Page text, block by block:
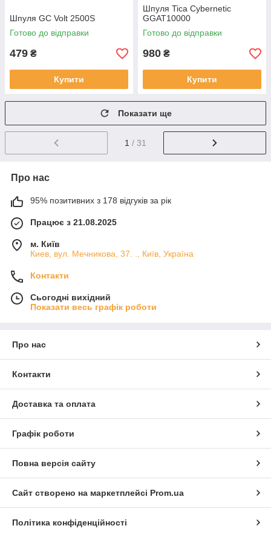
Шпуля GC Volt 2500S
Готово до відправки
479 ₴
Купити
Шпуля Tica Cybernetic
GGAT10000
Готово до відправки
980 ₴
Купити
Показати ще
1 / 31
Про нас
95% позитивних з 178 відгуків за рік
Працює з 21.08.2025
м. Київ
Киев, вул. Мечникова, 37. ., Київ, Україна
Контакти
Сьогодні вихідний
Показати весь графік роботи
Про нас
Контакти
Доставка та оплата
Графік роботи
Повна версія сайту
Сайт створено на маркетплейсі Prom.ua
Політика конфіденційності